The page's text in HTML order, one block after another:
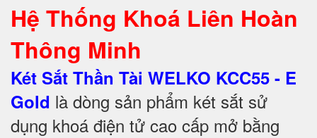
Hệ Thống Khoá Liên Hoàn
Thông Minh
Két Sắt Thần Tài WELKO KCC55 - E
Gold là dòng sản phẩm két sắt sử
dụng khoá điện tử cao cấp mở bằng